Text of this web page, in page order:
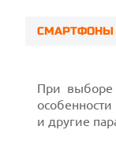
СМАРТФОНЫ
При выборе
и другие
Prev